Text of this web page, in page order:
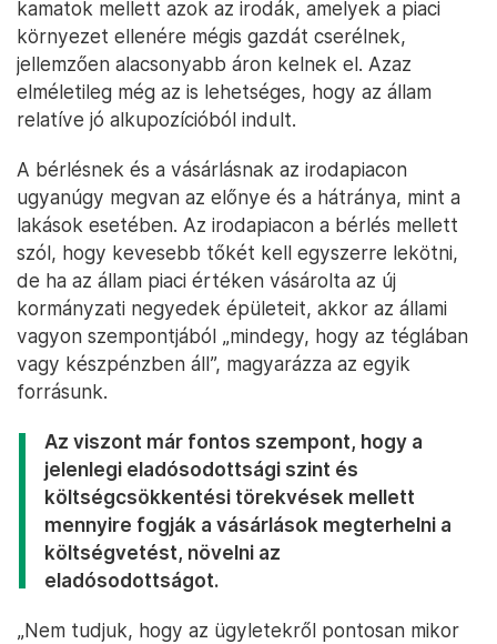
kamatok mellett azok az irodák, amelyek a piaci
környezet ellenére mégis gazdát cserélnek,
jellemzően alacsonyabb áron kelnek el. Azaz
elméletileg még az is lehetséges, hogy az állam
relatíve jó alkupozícióból indult.
A bérlésnek és a vásárlásnak az irodapiacon
ugyanúgy megvan az előnye és a hátránya, mint a
lakások esetében. Az irodapiacon a bérlés mellett
szól, hogy kevesebb tőkét kell egyszerre lekötni,
de ha az állam piaci értéken vásárolta az új
kormányzati negyedek épületeit, akkor az állami
vagyon szempontjából „mindegy, hogy az téglában
vagy készpénzben áll”, magyarázza az egyik
forrásunk.
Az viszont már fontos szempont, hogy a
jelenlegi eladósodottsági szint és
költségcsökkentési törekvések mellett
mennyire fogják a vásárlások megterhelni a
költségvetést, növelni az
eladósodottságot.
„Nem tudjuk, hogy az ügyletekről pontosan mikor